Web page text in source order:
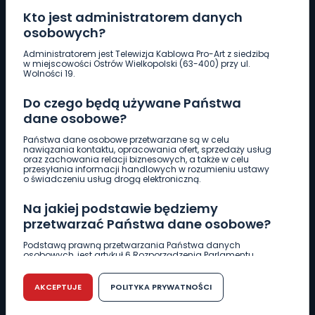
Kto jest administratorem danych
osobowych?
Administratorem jest Telewizja Kablowa Pro-Art z siedzibą
w miejscowości Ostrów Wielkopolski (63-400) przy ul.
Wolności 19.
Do czego będą używane Państwa
dane osobowe?
Państwa dane osobowe przetwarzane są w celu
nawiązania kontaktu, opracowania ofert, sprzedaży usług
oraz zachowania relacji biznesowych, a także w celu
przesyłania informacji handlowych w rozumieniu ustawy
o świadczeniu usług drogą elektroniczną.
Na jakiej podstawie będziemy
przetwarzać Państwa dane osobowe?
Podstawą prawną przetwarzania Państwa danych
osobowych, jest artykuł 6 Rozporządzenia Parlamentu
r. w sprawie ochrony osób fizycznych w związku z
przetwarzaniem danych osobowych w sprawie
swobodnego przepływu takich danych oraz uchylenia
dyrektywy 95/46/WE (RODO).
AKCEPTUJE POLITYKA PRYWATNOŚCI
Pobierz logotyp
661 997 997
REDAKCJA
62 735 22 22redakcja@wlkp24.info
DZIAŁ REKLAMY
62 735 01 85 reklama@wlkp24.info
WIADOMOŚCI
CIEKAWOSTKI